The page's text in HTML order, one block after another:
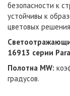
безопасности к
устойчивы к
цветовых
16913 серии
Полотна MW:
градусов.